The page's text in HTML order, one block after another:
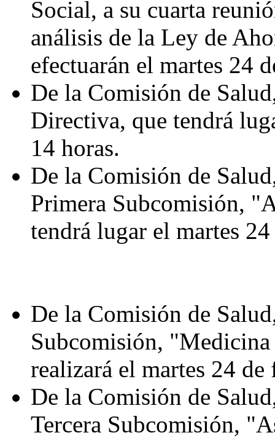
Social, a su cuarta
análisis de la Ley de
efectuarán el martes 24
De la Comisión de
Directiva, que tendrá
14 horas.
De la Comisión de
Primera Subcomisión,
tendrá lugar el martes
De la Comisión de
Subcomisión,
realizará el martes 24
De la Comisión de
Tercera Subcomisión,